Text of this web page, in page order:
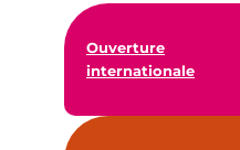
Ouverture
internationale